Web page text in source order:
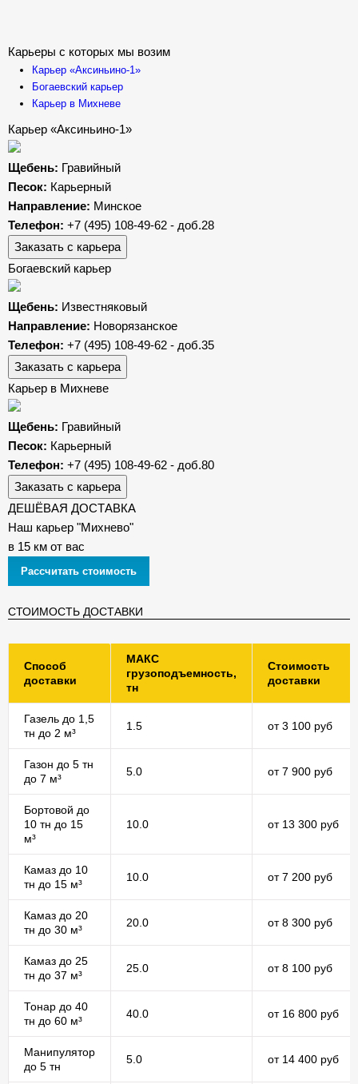
Карьеры с которых мы возим
Карьер «Аксиньино-1»
Богаевский карьер
Карьер в Михневе
Карьер «Аксиньино-1»
Щебень: Гравийный
Песок: Карьерный
Направление: Минское
Телефон: +7 (495) 108-49-62 - доб.28
Заказать с карьера
Богаевский карьер
Щебень: Известняковый
Направление: Новорязанское
Телефон: +7 (495) 108-49-62 - доб.35
Заказать с карьера
Карьер в Михневе
Щебень: Гравийный
Песок: Карьерный
Телефон: +7 (495) 108-49-62 - доб.80
Заказать с карьера
ДЕШЁВАЯ ДОСТАВКА
Наш карьер "Михнево"
в 15 км от вас
Рассчитать стоимость
СТОИМОСТЬ ДОСТАВКИ
Способ
доставки
МАКС
грузоподъемность,
тн
Стоимость
доставки
Газель до 1,5
тн до 2 м³
1.5 от 3 100 руб
Газон до 5 тн
до 7 м³
5.0 от 7 900 руб
Бортовой до
10 тн до 15
м³
10.0 от 13 300 руб
Камаз до 10
тн до 15 м³
10.0 от 7 200 руб
Камаз до 20
тн до 30 м³
20.0 от 8 300 руб
Камаз до 25
тн до 37 м³
25.0 от 8 100 руб
Тонар до 40
тн до 60 м³
40.0 от 16 800 руб
Манипулятор
до 5 тн
5.0 от 14 400 руб